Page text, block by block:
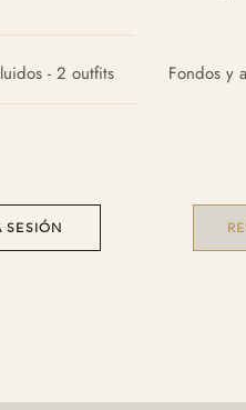
- 2 outfits
SESIÓN
Fondos y